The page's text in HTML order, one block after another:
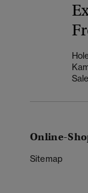
Online-
Sitemap